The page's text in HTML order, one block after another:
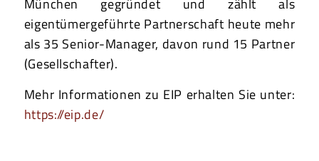
eigentümergeführte Partnerschaft heute mehr
als 35 Senior-Manager, davon rund 15 Partner
(Gesellschafter).
Mehr Informationen zu EIP erhalten Sie unter:
https://eip.de/